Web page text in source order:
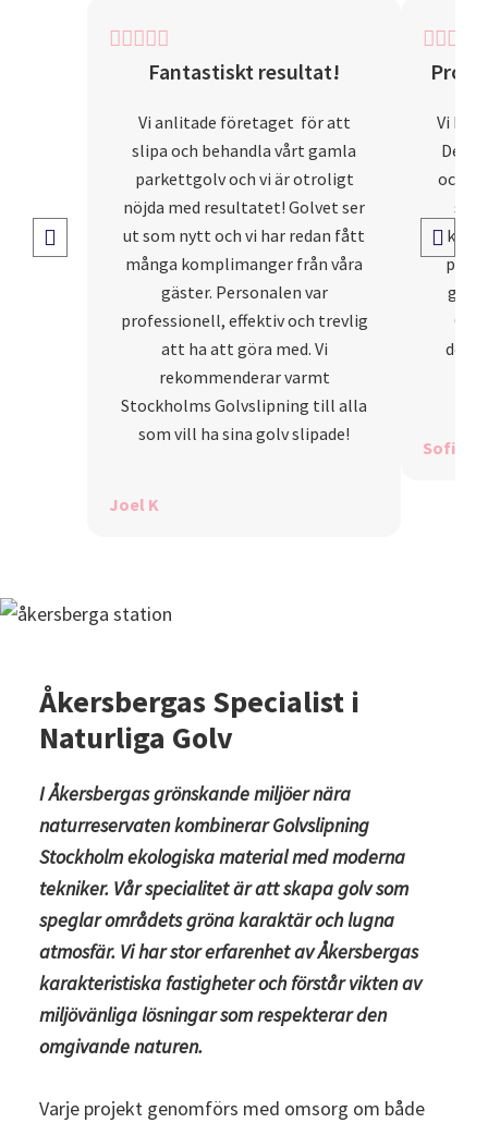
Fantastiskt resultat!
Vi anlitade företaget för att
slipa och behandla vårt gamla
parkettgolv och vi är otroligt
nöjda med resultatet! Golvet ser
ut som nytt och vi har redan fått
många komplimanger från våra
gäster. Personalen var
professionell, effektiv och trevlig
att ha att göra med. Vi
rekommenderar varmt
Stockholms Golvslipning till alla
som vill ha sina golv slipade!
Joel K
Vi
De
och
Sofia H
Åkersbergas Specialist i
Naturliga Golv
I Åkersbergas grönskande miljöer nära
naturreservaten kombinerar Golvslipning
Stockholmekologiska material med moderna
tekniker. Vår specialitet är att skapa golv som
speglar områdets gröna karaktär och lugna
atmosfär. Vi har stor erfarenhet av Åkersbergas
karakteristiska fastigheter och förstår vikten av
miljövänliga lösningar som respekterar den
omgivande naturen.
Varje projekt genomförs med omsorg om både